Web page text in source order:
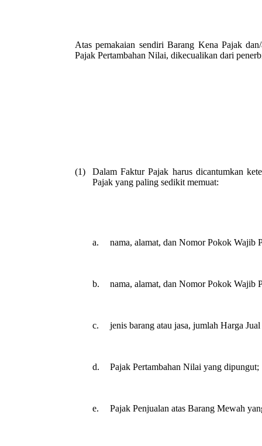
Atas pemakaian sendiri Barang Kena Pajak
Pajak Pertambahan Nilai, dikecualikan dari
(1)
Dalam Faktur Pajak harus dicantumkan
Pajak yang paling sedikit memuat:
a. nama, alamat, dan Nomor Pokok Wajib
b. nama, alamat, dan Nomor Pokok Wajib
c. jenis barang atau jasa, jumlah Harga
d. Pajak Pertambahan Nilai yang dipungut;
e. Pajak Penjualan atas Barang Mewah